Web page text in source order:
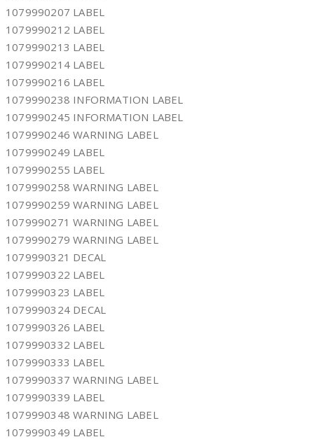
1079990207 LABEL
1079990212 LABEL
1079990213 LABEL
1079990214 LABEL
1079990216 LABEL
1079990238 INFORMATION LABEL
1079990245 INFORMATION LABEL
1079990246 WARNING LABEL
1079990249 LABEL
1079990255 LABEL
1079990258 WARNING LABEL
1079990259 WARNING LABEL
1079990271 WARNING LABEL
1079990279 WARNING LABEL
1079990321 DECAL
1079990322 LABEL
1079990323 LABEL
1079990324 DECAL
1079990326 LABEL
1079990332 LABEL
1079990333 LABEL
1079990337 WARNING LABEL
1079990339 LABEL
1079990348 WARNING LABEL
1079990349 LABEL